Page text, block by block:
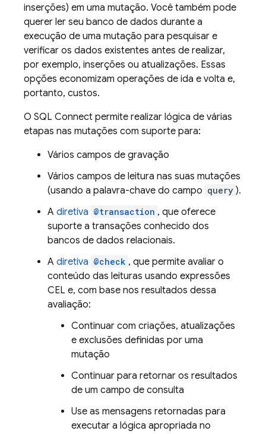
inserções) em uma mutação. Você também pode
querer ler seu banco de dados durante a
execução de uma mutação para pesquisar e
verificar os dados existentes antes de realizar,
por exemplo, inserções ou atualizações. Essas
opções economizam operações de ida e volta e,
portanto, custos.
O SQL Connect permite realizar lógica de várias
etapas nas mutações com suporte para:
Vários campos de gravação
Vários campos de leitura nas suas mutações
(usando a palavra-chave do campo query ).
A diretiva @transaction , que oferece
suporte a transações conhecido dos
bancos de dados relacionais.
A diretiva @check , que permite avaliar o
conteúdo das leituras usando expressões
CEL e, com base nos resultados dessa
avaliação:
Continuar com criações, atualizações
e exclusões definidas por uma
mutação
Continuar para retornar os resultados
de um campo de consulta
Use as mensagens retornadas para
executar a lógica apropriada no